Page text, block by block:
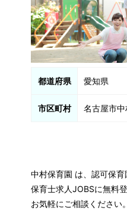
都道府県 愛知県
市区町村 名古屋市
中村保育園 は、認可保育
保育士求人JOBSに無料
お気軽にご相談ください。